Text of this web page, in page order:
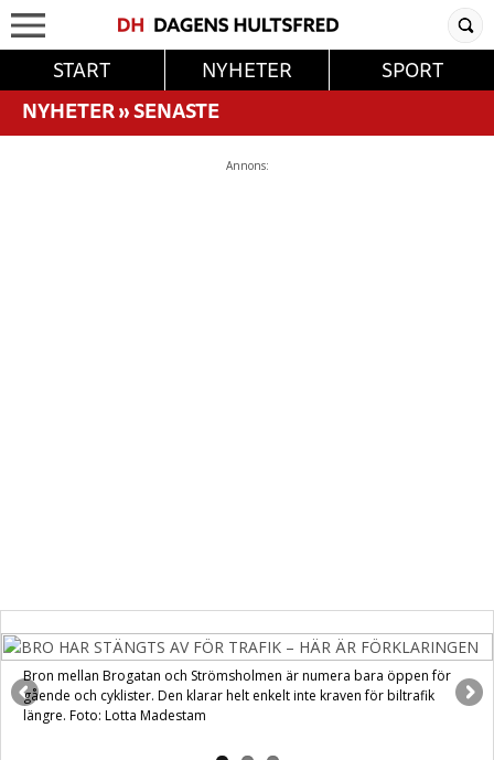
START NYHETER
SPORT
NYHETER»SENASTE
Annons:
Bron mellan Brogatan och Strömsholmen är numera bara öppen för
gående och cyklister. Den klarar helt enkelt inte kraven för biltrafik
längre. Foto: Lotta Madestam